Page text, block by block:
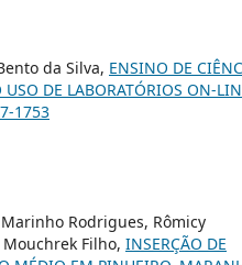
da Silva, ENSINO DE
DE LABORATÓRIOS ON-
1753
Rodrigues, Rômicy
Filho, INSERÇÃO DE